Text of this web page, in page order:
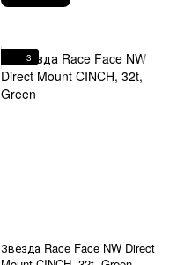
3
Звезда Race Face NW Direct